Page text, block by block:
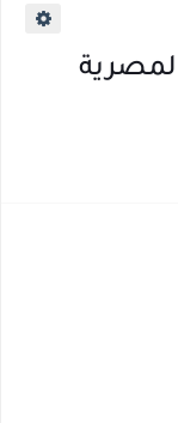
/ طب بيطري "... الشروط والاوراق المطلوبة وكيفية التقديم